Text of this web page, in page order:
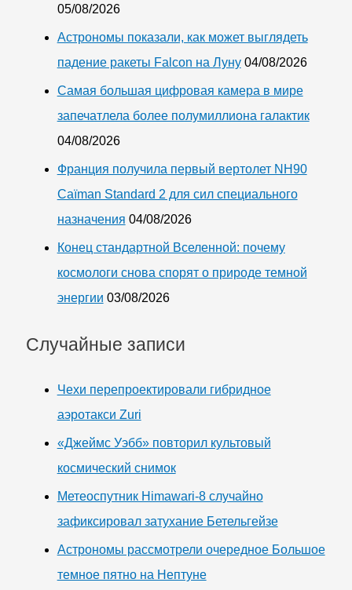
05/08/2026
Астрономы показали, как может выглядеть
падение ракеты Falcon на Луну 04/08/2026
Самая большая цифровая камера в мире
запечатлела более полумиллиона галактик
04/08/2026
Франция получила первый вертолет NH90
Caïman Standard 2 для сил специального
назначения 04/08/2026
Конец стандартной Вселенной: почему
космологи снова спорят о природе темной
энергии 03/08/2026
Случайные записи
Чехи перепроектировали гибридное
аэротакси Zuri
«Джеймс Уэбб» повторил культовый
космический снимок
Метеоспутник Himawari-8 случайно
зафиксировал затухание Бетельгейзе
Астрономы рассмотрели очередное Большое
темное пятно на Нептуне